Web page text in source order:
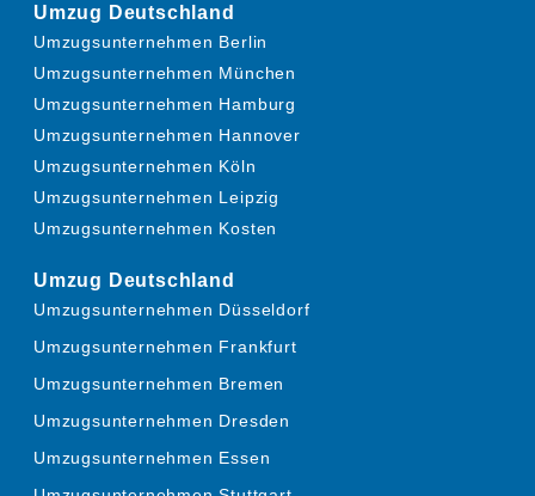
Umzug Deutschland
Umzugsunternehmen Berlin
Umzugsunternehmen München
Umzugsunternehmen Hamburg
Umzugsunternehmen Hannover
Umzugsunternehmen Köln
Umzugsunternehmen Leipzig
Umzugsunternehmen Kosten
Umzug Deutschland
Umzugsunternehmen Düsseldorf
Umzugsunternehmen Frankfurt
Umzugsunternehmen Bremen
Umzugsunternehmen Dresden
Umzugsunternehmen Essen